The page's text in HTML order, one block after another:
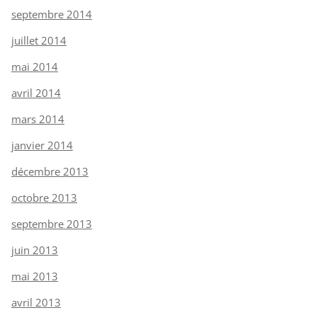
septembre 2014
juillet 2014
mai 2014
avril 2014
mars 2014
janvier 2014
décembre 2013
octobre 2013
septembre 2013
juin 2013
mai 2013
avril 2013